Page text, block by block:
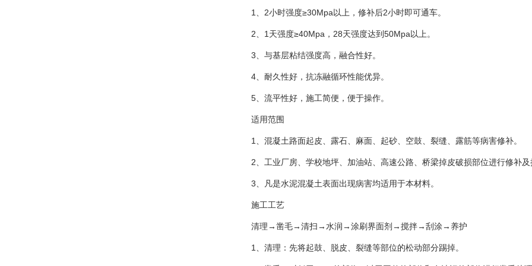
1、2小时强度≥30Mpa以上，修补后2小时即可通车。
2、1天强度≥40Mpa，28天强度达到50Mpa以上。
3、与基层粘结强度高，融合性好。
4、耐久性好，抗冻融循环性能优异。
5、流平性好，施工简便，便于操作。
适用范围
1、混凝土路面起皮、露石、麻面、起砂、空鼓、裂缝、露筋等病害修补。
2、工业厂房、学校地坪、加油站、高速公路、桥梁掉皮破损部位进行修补及
3、凡是水泥混凝土表面出现病害均适用于本材料。
施工工艺
清理→凿毛→清扫→水润→涂刷界面剂→搅拌→刮涂→养护
1、清理：先将起鼓、脱皮、裂缝等部位的松动部分踢掉。